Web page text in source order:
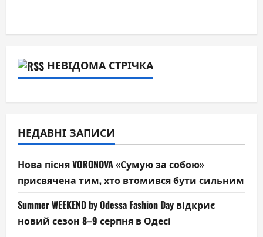
НЕВІДОМА СТРІЧКА
НЕДАВНІ ЗАПИСИ
Нова пісня VORONOVA «Сумую за собою»
присвячена тим, хто втомився бути сильним
Summer WEEKEND by Odessa Fashion Day відкриє
новий сезон 8–9 серпня в Одесі